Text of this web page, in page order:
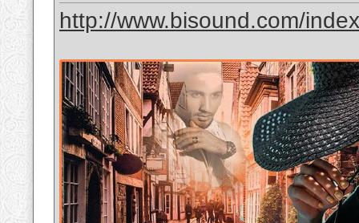
http://www.bisound.com/